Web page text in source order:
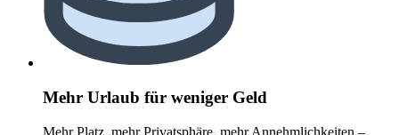
Mehr Urlaub für weniger Geld
Mehr Platz, mehr Privatsphäre, mehr Annehmlichkeiten –